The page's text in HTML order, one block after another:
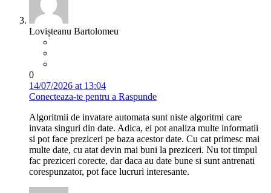
Lovișteanu Bartolomeu
0
14/07/2026 at 13:04
Conecteaza-te pentru a Raspunde
Algoritmii de invatare automata sunt niste algoritmi care
invata singuri din date. Adica, ei pot analiza multe informatii
si pot face preziceri pe baza acestor date. Cu cat primesc mai
multe date, cu atat devin mai buni la preziceri. Nu tot timpul
fac preziceri corecte, dar daca au date bune si sunt antrenati
corespunzator, pot face lucruri interesante.